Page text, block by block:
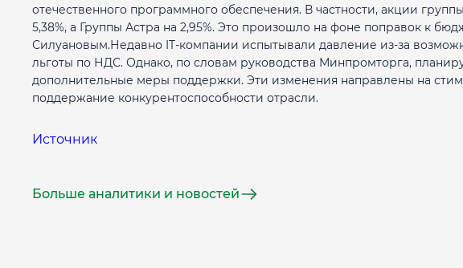
отечественного программного обеспечения. В частности, акции
5,38%, а Группы Астра на 2,95%. Это произошло на фоне поправок к
Силуановым.Недавно IT-компании испытывали давление из-за
льготы по НДС. Однако, по словам руководства Минпромторга,
дополнительные меры поддержки. Эти изменения направлены на
поддержание конкурентоспособности отрасли.
Источник
Больше аналитики и новостей